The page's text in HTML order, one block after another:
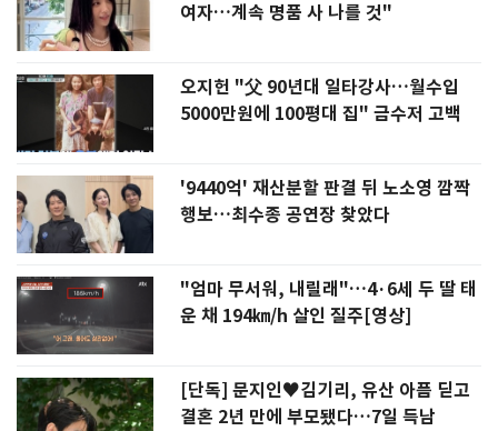
여자…계속 명품 사 나를 것"
오지헌 "父 90년대 일타강사…월수입
5000만원에 100평대 집" 금수저 고백
'9440억' 재산분할 판결 뒤 노소영 깜짝
행보…최수종 공연장 찾았다
"엄마 무서워, 내릴래"…4·6세 두 딸 태
운 채 194㎞/h 살인 질주[영상]
[단독] 문지인♥김기리, 유산 아픔 딛고
결혼 2년 만에 부모됐다…7일 득남